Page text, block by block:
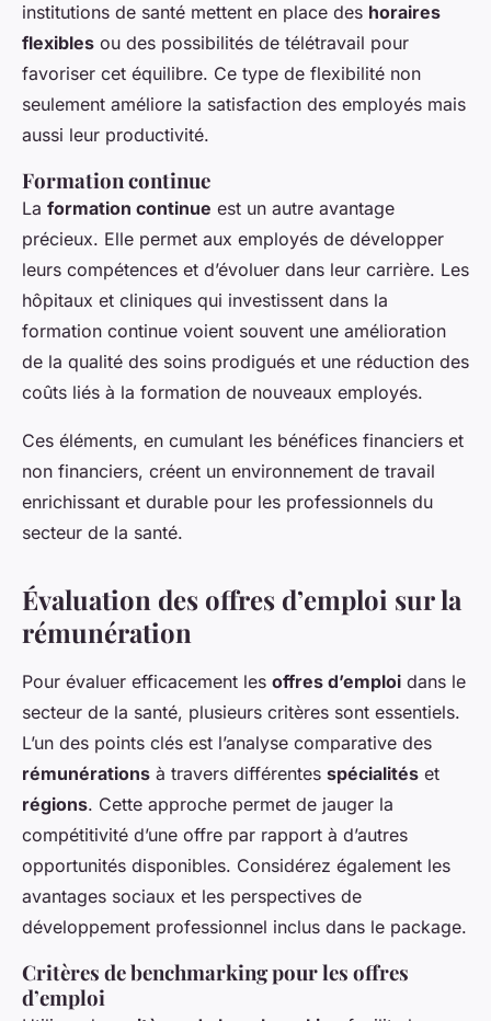
institutions de santé mettent en place des horaires
flexibles ou des possibilités de télétravail pour
favoriser cet équilibre. Ce type de flexibilité non
seulement améliore la satisfaction des employés mais
aussi leur productivité.
Formation continue
La formation continue est un autre avantage
précieux. Elle permet aux employés de développer
leurs compétences et d’évoluer dans leur carrière. Les
hôpitaux et cliniques qui investissent dans la
formation continue voient souvent une amélioration
de la qualité des soins prodigués et une réduction des
coûts liés à la formation de nouveaux employés.
Ces éléments, en cumulant les bénéfices financiers et
non financiers, créent un environnement de travail
enrichissant et durable pour les professionnels du
secteur de la santé.
Évaluation des offres d’emploi sur la
rémunération
Pour évaluer efficacement les offres d’emploi dans le
secteur de la santé, plusieurs critères sont essentiels.
L’un des points clés est l’analyse comparative des
rémunérations à travers différentes spécialités et
régions. Cette approche permet de jauger la
compétitivité d’une offre par rapport à d’autres
opportunités disponibles. Considérez également les
avantages sociaux et les perspectives de
développement professionnel inclus dans le package.
Critères de benchmarking pour les offres
d’emploi